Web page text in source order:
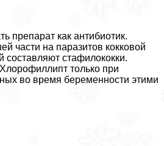
препарат как антибиотик.
части на паразитов кокковой
составляют стафилококки.
только при
во время беременности этими